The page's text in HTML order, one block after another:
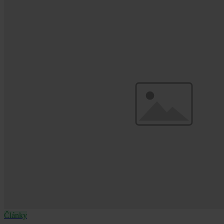
Články